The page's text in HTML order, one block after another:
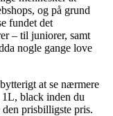
og på grund
fundet det
– til juniorer, samt
nogle gange love
at se nærmere
1L, black inden du
den prisbilligste pris.